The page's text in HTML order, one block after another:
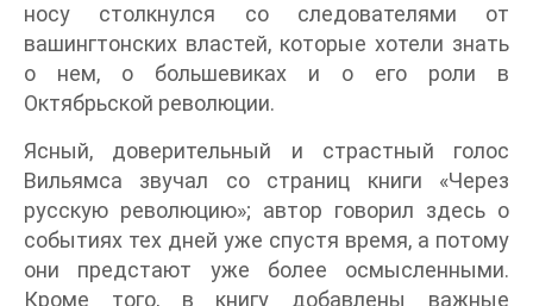
носу столкнулся со следователями от
вашингтонских властей, которые хотели знать
о нем, о большевиках и о его роли в
Октябрьской революции.
Ясный, доверительный и страстный голос
Вильямса звучал со страниц книги «Через
русскую революцию»; автор говорил здесь о
событиях тех дней уже спустя время, а потому
они предстают уже более осмысленными.
Кроме того, в книгу добавлены важные